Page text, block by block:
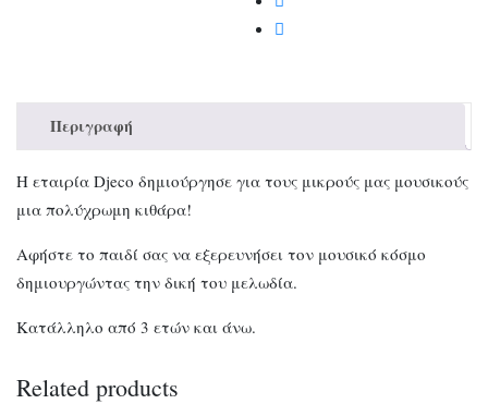
Περιγραφή
Η εταιρία Djeco δημιούργησε για τους μικρούς μας μουσικούς
μια πολύχρωμη κιθάρα!
Αφήστε το παιδί σας να εξερευνήσει τον μουσικό κόσμο
δημιουργώντας την δική του μελωδία.
Κατάλληλο από 3 ετών και άνω.
Related products